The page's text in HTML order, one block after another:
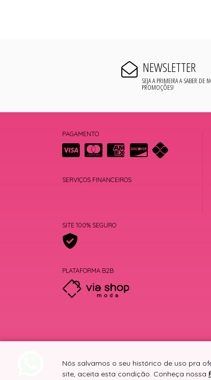
NEWSLETTER
SEJA A PRIMEIRA A SABER DE
PROMOÇÕES!
PAGAMENTO
SERVIÇOS FINANCEIROS
SITE 100% SEGURO
PLATAFORMA B2B
Nós salvamos o seu histórico de uso pra
site, aceita esta condição. Conheça nossa